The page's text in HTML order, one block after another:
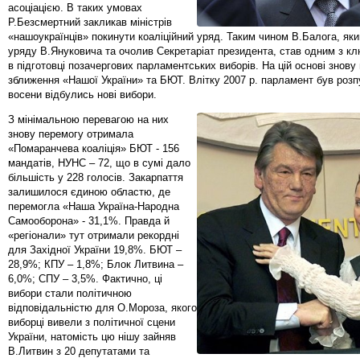
асоціацією. В таких умовах
Р.Безсмертний закликав міністрів
«нашоукраїнців» покинути коаліційний уряд. Таким чином В.Балога,
уряду В.Януковича та очолив Секретаріат президента, став одним з
в підготовці позачергових парламентських виборів. На цій основі знову
зближення «Нашої України» та БЮТ. Влітку 2007 р. парламент був
восени відбулись нові вибори.
З мінімальною перевагою на них
знову перемогу отримала
«Помаранчева коаліція» БЮТ - 156
мандатів, НУНС – 72, що в сумі дало
більшість у 228 голосів. Закарпаття
залишилося єдиною областю, де
перемогла «Наша Україна-Народна
Самооборона» - 31,1%. Правда й
«регіонали» тут отримали рекордні
для Західної України 19,8%. БЮТ –
28,9%; КПУ – 1,8%; Блок Литвина –
6,0%; СПУ – 3,5%. Фактично, ці
вибори стали політичною
відповідальністю для О.Мороза, якого
виборці вивели з політичної сцени
України, натомість цю нішу зайняв
В.Литвин з 20 депутатами та